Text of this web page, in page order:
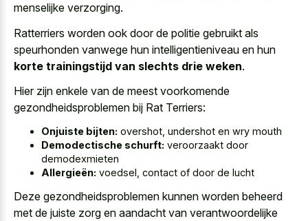
menselijke verzorging.
Ratterriers worden ook door de politie gebruikt als
speurhonden vanwege hun intelligentieniveau en hun
korte trainingstijd van slechts drie weken.
Hier zijn enkele van de meest voorkomende
gezondheidsproblemen bij Rat Terriers:
Onjuiste bijten: overshot, undershot en wry mouth
Demodectische schurft: veroorzaakt door
demodexmieten
Allergieën: voedsel, contact of door de lucht
Deze gezondheidsproblemen kunnen worden beheerd
met de juiste zorg en aandacht van verantwoordelijke